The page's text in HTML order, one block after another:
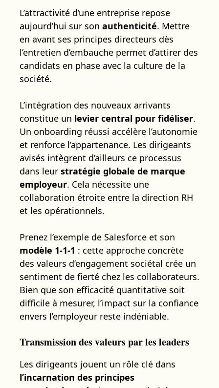
L’attractivité d’une entreprise repose
aujourd’hui sur son authenticité. Mettre
en avant ses principes directeurs dès
l’entretien d’embauche permet d’attirer des
candidats en phase avec la culture de la
société.
L’intégration des nouveaux arrivants
constitue un levier central pour fidéliser.
Un onboarding réussi accélère l’autonomie
et renforce l’appartenance. Les dirigeants
avisés intègrent d’ailleurs ce processus
dans leur stratégie globale de marque
employeur. Cela nécessite une
collaboration étroite entre la direction RH
et les opérationnels.
Prenez l’exemple de Salesforce et son
modèle 1-1-1 : cette approche concrète
des valeurs d’engagement sociétal crée un
sentiment de fierté chez les collaborateurs.
Bien que son efficacité quantitative soit
difficile à mesurer, l’impact sur la confiance
envers l’employeur reste indéniable.
Transmission des valeurs par les leaders
Les dirigeants jouent un rôle clé dans
l’incarnation des principes